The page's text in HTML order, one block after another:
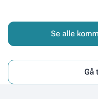
for
bygges
Se alle
Gå